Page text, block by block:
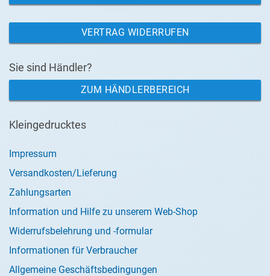
VERTRAG WIDERRUFEN
Sie sind Händler?
ZUM HÄNDLERBEREICH
Kleingedrucktes
Impressum
Versandkosten/Lieferung
Zahlungsarten
Information und Hilfe zu unserem Web-Shop
Widerrufsbelehrung und -formular
Informationen für Verbraucher
Allgemeine Geschäftsbedingungen